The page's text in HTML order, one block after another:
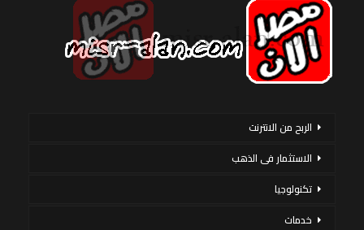
الربح من الانترنت
الاستثمار فى الذهب
تكنولوجيا
خدمات